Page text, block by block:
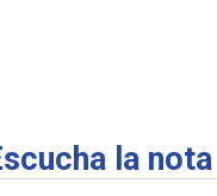
la nota